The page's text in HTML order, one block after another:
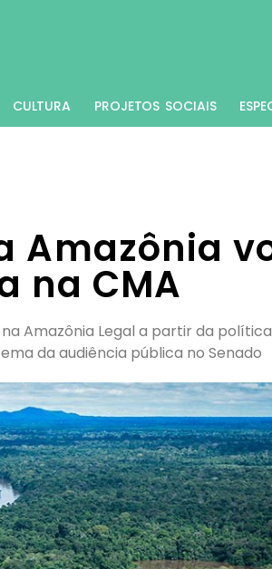
CULTURA PROJETOS SOCIAIS
Amazônia
na CMA
Amazônia Legal a partir da
da audiência pública no Senado